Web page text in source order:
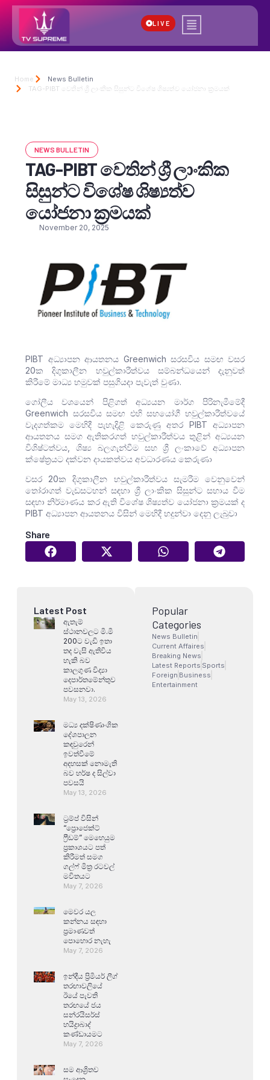
LIVE
Home
News Bulletin
TAG-PIBT වෙතින් ශ්‍රී ලාංකික සිසුන්ට විශේෂ ශිෂ්‍යත්ව යෝජනා ක්‍රමයක්
NEWS BULLETIN
TAG-PIBT වෙතින් ශ්‍රී ලාංකික
සිසුන්ට විශේෂ ශිෂ්‍යත්ව
යෝජනා ක්‍රමයක්
November 20, 2025
PIBT අධ්‍යාපන ආයතනය Greenwich සරසවිය සමඟ වසර
20ක දිගුකාලීන හවුල්කාරීත්වය සම්බන්ධයෙන් දැනුවත්
කිරීමේ මාධ්‍ය හමුවක් පසුගියදා පැවැත් වුණා.
ගෝලීය වශයෙන් පිළිගත් අධ්‍යයන මාර්ග පිරිනැමීමේදී
Greenwich සරසවිය සමඟ එහි සහයෝගී හවුල්කාරීත්වයේ
වැදගත්කම මෙහිදී පැහැදිළි කෙරුණු අතර PIBT අධ්‍යාපන
ආයතනය සමග ඇතිකරගත් හවුල්කාරීත්වය තුළින් අධ්‍යයන
විශිෂ්ටත්වය, ශිෂ්‍ය බලගැන්වීම සහ ශ්‍රී ලංකාවේ අධ්‍යාපන
ක්ෂේත්‍රයට දක්වන දායකත්වය අවධාරණය කෙරුණා
වසර 20ක දිගුකාලීන හවුල්කාරීත්වය සැමරීම වෙනුවෙන්
තෝරාගත් වැඩසටහන් සඳහා ශ්‍රී ලාංකික සිසුන්ට සහාය වීම
සඳහා නිර්මාණය කර ඇති විශේෂ ශිෂ්‍යත්ව යෝජනා ක්‍රමයක් ද
PIBT අධ්‍යාපන ආයතනය විසින් මෙහිදී හදුන්වා දෙනු ලැබුවා
Share
Latest Post
ඇතැම්
ස්ථානවලට මි.මි
200ට වැඩි ඉතා
තද වැසි ඇතිවිය
හැකි බව
කාලගුණ විද්‍යා
දෙපාර්තමේන්තුව
පවසනවා.
May 13, 2026
මධ්‍ය දක්ෂිණාංශික
දේශපාලන
කඳවුරෙන්
ඉවත්වීමේ
අදහසක් නොමැති
බව හර්ෂ ද සිල්වා
පවසයි
May 13, 2026
ට්‍රම්ප් විසින්
“ප්‍රොජෙක්ට්
ෆ්‍රීඩම්” මෙහෙයුම
ප්‍රකාශයට පත්
කිරීමත් සමග
ගල්ෆ් මිත්‍ර රටවල්
මවිතයට
May 7, 2026
මෙවර යල
කන්නය සඳහා
ප්‍රමාණවත්
පොහොර නැහැ
May 7, 2026
ඉන්දීය ප්‍රිමියර් ලීග්
තරඟාවලියේ
ඊයේ පැවති
තරඟයේ ජය
සන්රයිසර්ස්
හයිද්‍රාබාද්
කණ්ඩායමට
May 7, 2026
සම ආශ්‍රිතව
Popular
Categories
News Bulletin
Current Affaires
Breaking News
Latest Reports Sports
Foreign Business
Entertainment